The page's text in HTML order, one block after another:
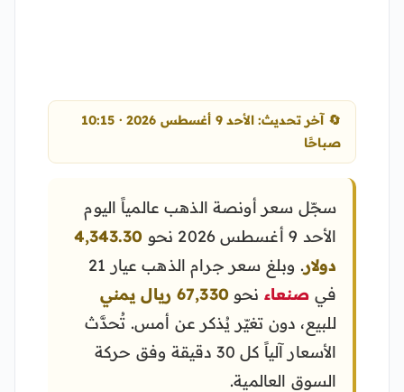
🔄 آخر تحديث: الأحد 9 أغسطس 2026 · 10:15
صباحًا
سجّل سعر أونصة الذهب عالمياً اليوم
الأحد 9 أغسطس 2026 نحو
4,343.30
دولار
. وبلغ سعر جرام الذهب عيار 21
في صنعاء نحو 67,330 ريال يمني
للبيع، دون تغيّر يُذكر عن أمس. تُحدَّث
الأسعار آلياً كل 30 دقيقة وفق حركة
السوق العالمية.